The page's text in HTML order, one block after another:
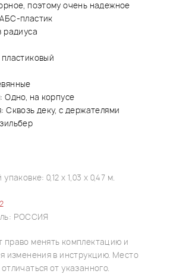
поэтому очень надежное
пластик
радиуса
Одно, на корпусе
Сквозь деку, с держателями
0,12 х 1,03 х 0,47 м.
РОССИЯ
право менять комплектацию и
изменения в инструкцию. Место
от указанного.